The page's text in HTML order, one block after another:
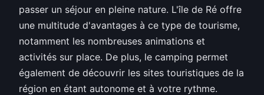
passer un séjour en pleine nature. L'île de Ré offre
une multitude d'avantages à ce type de tourisme,
notamment les nombreuses animations et
activités sur place. De plus, le camping permet
également de découvrir les sites touristiques de la
région en étant autonome et à votre rythme.